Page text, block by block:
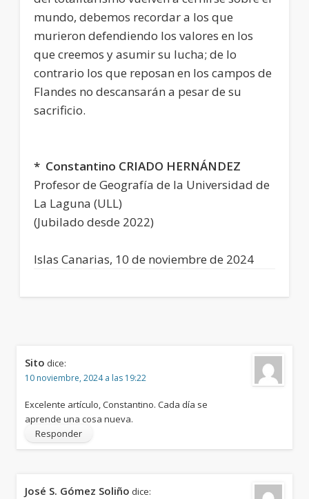
mundo, debemos recordar a los que
murieron defendiendo los valores en los
que creemos y asumir su lucha; de lo
contrario los que reposan en los campos de
Flandes no descansarán a pesar de su
sacrificio.
* Constantino CRIADO HERNÁNDEZ
Profesor de Geografía de la Universidad de
La Laguna (ULL)
(Jubilado desde 2022)
Islas Canarias, 10 de noviembre de 2024
Sito dice:
10 noviembre, 2024 a las 19:22
Excelente artículo, Constantino. Cada día se
aprende una cosa nueva.
Responder
José S. Gómez Soliño dice: